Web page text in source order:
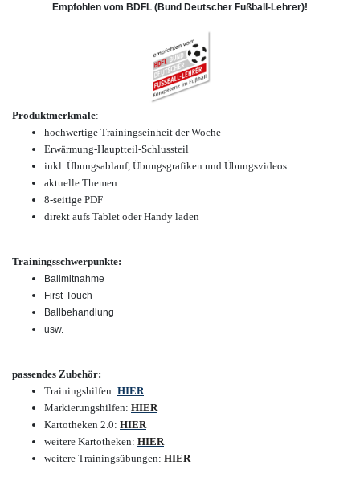
Empfohlen vom BDFL (Bund Deutscher Fußball-Lehrer)!
Produktmerkmale:
hochwertige Trainingseinheit der Woche
Erwärmung-Hauptteil-Schlussteil
inkl. Übungsablauf, Übungsgrafiken und Übungsvideos
aktuelle Themen
8-seitige PDF
direkt aufs Tablet oder Handy laden
Trainingsschwerpunkte:
Ballmitnahme
First-Touch
Ballbehandlung
usw.
passendes Zubehör:
Trainingshilfen: HIER
Markierungshilfen: HIER
Kartotheken 2.0: HIER
weitere Kartotheken: HIER
weitere Trainingsübungen: HIER